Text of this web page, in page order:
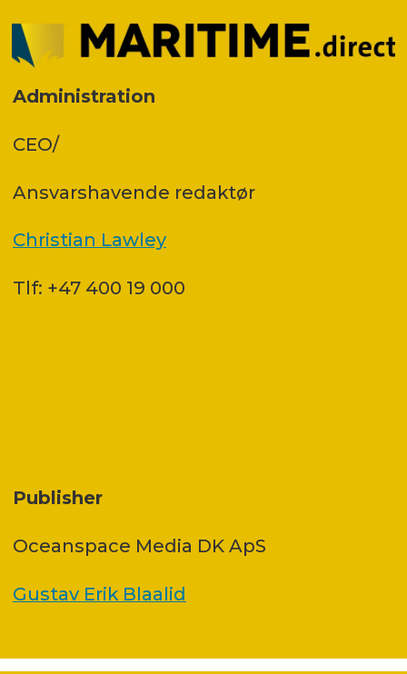
Administration
CEO/
Ansvars­havende redaktør
Christian Lawley
Tlf: +47 400 19 000
Publisher
Oceanspace Media DK ApS
Gustav Erik Blaalid